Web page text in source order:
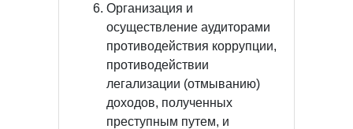
Организация и
осуществление аудиторами
противодействия коррупции,
противодействии
легализации (отмыванию)
доходов, полученных
преступным путем, и